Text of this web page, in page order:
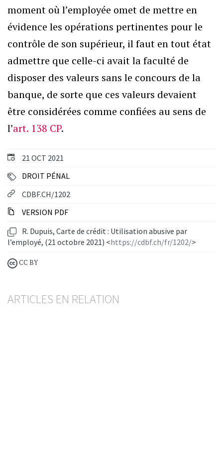
21 OCT 2021
DROIT PÉNAL
CDBF.CH/1202
VERSION PDF
R. Dupuis, Carte de crédit : Utilisation abusive par
l’employé, (21 octobre 2021) <https://cdbf.ch/fr/1202/>
CC BY
ARTICLES EN RELATION
moment où l’employée omet de mettre en
évidence les opérations pertinentes pour le
contrôle de son supérieur, il faut en tout état
admettre que celle-ci avait la faculté de
disposer des valeurs sans le concours de la
banque, de sorte que ces valeurs devaient
être considérées comme confiées au sens de
l’art. 138 CP.